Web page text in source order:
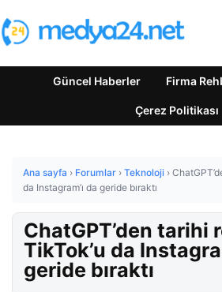
Güncel Haberler Firma
Çerez Politikası
Ana sayfa › Forumlar › Teknoloji ›
da Instagram’ı da geride bıraktı
ChatGPT’den tarihi
TikTok’u da
geride bıraktı